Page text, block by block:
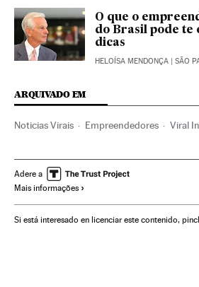
O que o
do Brasil pode te
dicas
HELOÍSA MENDONÇA | SÃO
ARQUIVADO EM
Noticias Virais Empreendedores Viral
Pequenas e Médias Empresas
Comunicações Empreendedorismo
Adere a
Mais informações
Si está interesado en licenciar este contenido,